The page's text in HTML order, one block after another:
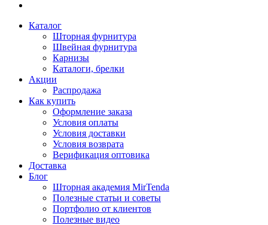
Каталог
Шторная фурнитура
Швейная фурнитура
Карнизы
Каталоги, брелки
Акции
Распродажа
Как купить
Оформление заказа
Условия оплаты
Условия доставки
Условия возврата
Верификация оптовика
Доставка
Блог
Шторная академия MirTenda
Полезные статьи и советы
Портфолио от клиентов
Полезные видео